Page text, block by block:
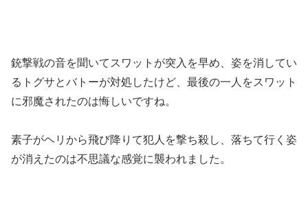
銃撃戦の音を聞いてスワットが突入を早め、姿を消してい
るトグサとバトーが対処したけど、最後の一人をスワット
に邪魔されたのは悔しいですね。
素子がヘリから飛び降りて犯人を撃ち殺し、落ちて行く姿
が消えたのは不思議な感覚に襲われました。